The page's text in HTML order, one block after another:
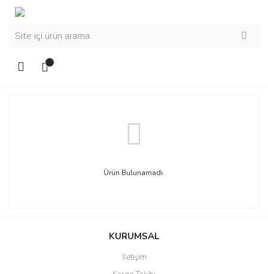
Ürün Bulunamadı.
KURUMSAL
İletişim